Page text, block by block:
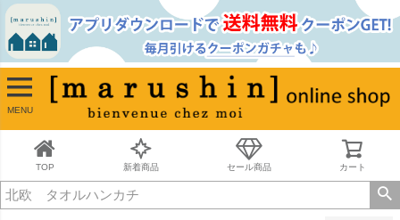
MENU
TOP 新着商品 セール商品 カート
並び順
新着順
古い順
価格が安い順
価格が高い順
キーワードヒット順